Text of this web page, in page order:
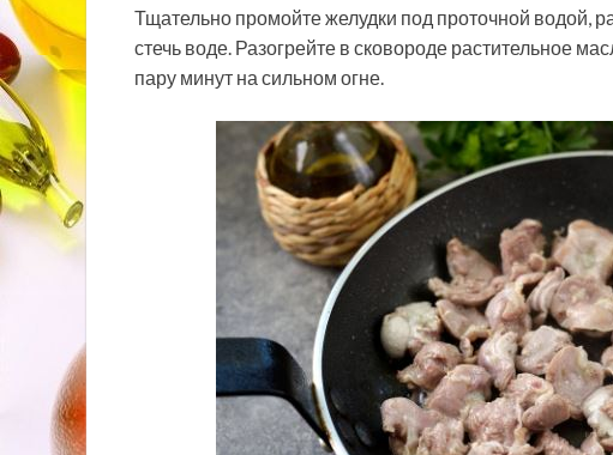
Тщательно промойте желудки под проточной водой,
стечь воде. Разогрейте в сковороде растительное
пару минут на сильном огне.